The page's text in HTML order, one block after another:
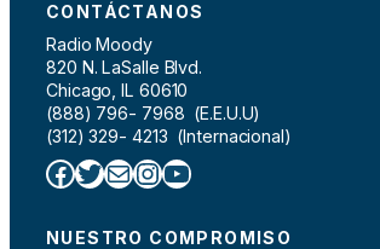
CONTÁCTANOS
Radio Moody
820 N. LaSalle Blvd.
Chicago, IL 60610
(888) 796- 7968 (E.E.U.U)
(312) 329- 4213 (Internacional)
Facebook Twitter Correo electrónico InstagramYouTube
NUESTRO COMPROMISO